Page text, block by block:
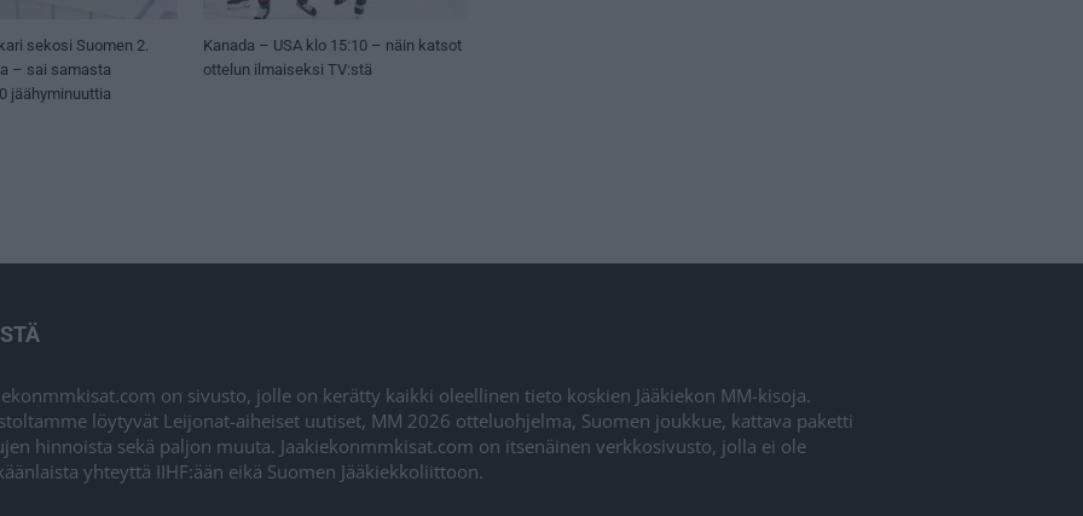
sekosi Suomen 2.
– sai samasta
jäähyminuuttia
Kanada – USA klo 15:10 – näin katsot
ottelun ilmaiseksi TV:stä
on sivusto, jolle on kerätty kaikki oleellinen tieto koskien Jääkiekon MM-kisoja.
löytyvät Leijonat-aiheiset uutiset, MM 2026 otteluohjelma, Suomen joukkue, kattava paketti
hinnoista sekä paljon muuta. Jaakiekonmmkisat.com on itsenäinen verkkosivusto, jolla ei ole
yhteyttä IIHF:ään eikä Suomen Jääkiekkoliittoon.